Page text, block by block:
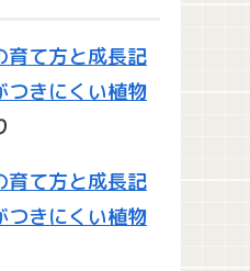
育て方と成長記
つきにくい植物
育て方と成長記
つきにくい植物